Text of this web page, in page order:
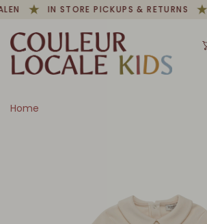
IN STORE PICKUPS & RETURNS
Home